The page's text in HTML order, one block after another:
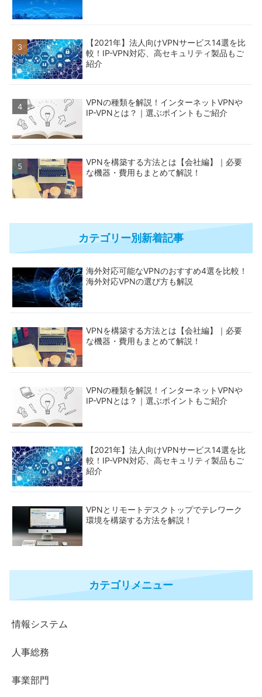
【2021年】法人向けVPNサービス14選を比
較！IP-VPN対応、高セキュリティ製品もご
紹介
VPNの種類を解説！インターネットVPNや
IP-VPNとは？｜選ぶポイントもご紹介
VPNを構築する方法とは【会社編】｜必要
な機器・費用もまとめて解説！
カテゴリー別新着記事
海外対応可能なVPNのおすすめ4選を比較！
海外対応VPNの選び方も解説
VPNを構築する方法とは【会社編】｜必要
な機器・費用もまとめて解説！
VPNの種類を解説！インターネットVPNや
IP-VPNとは？｜選ぶポイントもご紹介
【2021年】法人向けVPNサービス14選を比
較！IP-VPN対応、高セキュリティ製品もご
紹介
VPNとリモートデスクトップでテレワーク
環境を構築する方法を解説！
カテゴリメニュー
情報システム
人事総務
事業部門